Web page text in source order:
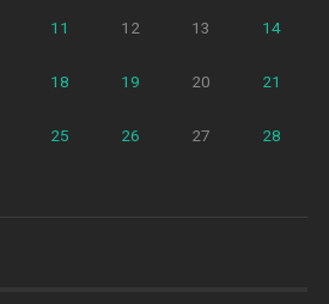
11 12 13 14
18 19 20 21
25 26 27 28